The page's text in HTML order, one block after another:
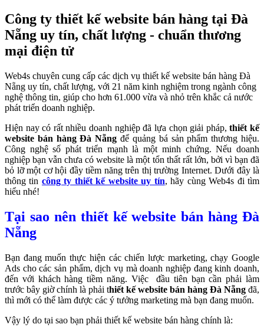
Công ty thiết kế website bán hàng tại Đà
Nẵng uy tín, chất lượng - chuẩn thương
mại điện tử
Web4s chuyên cung cấp các dịch vụ thiết kế website bán hàng Đà
Nẵng uy tín, chất lượng, với 21 năm kinh nghiệm trong ngành công
nghệ thông tin, giúp cho hơn 61.000 vừa và nhỏ trên khắc cả nước
phát triển doanh nghiệp.
Hiện nay có rất nhiều doanh nghiệp đã lựa chọn giải pháp,thiết kế
website bán hàng Đà Nẵng để quảng bá sản phẩm thương hiệu.
Công nghệ số phát triển mạnh là một minh chứng. Nếu doanh
nghiệp bạn vẫn chưa có website là một tổn thất rất lớn, bởi vì bạn đã
bỏ lỡ một cơ hội đầy tiềm năng trên thị trường Internet. Dưới đây là
thông tin công ty thiết kế website uy tín, hãy cùng Web4s đi tìm
hiểu nhé!
Tại sao nên thiết kế website bán hàng Đà
Nẵng
Bạn đang muốn thực hiện các chiến lược marketing, chạy Google
Ads cho các sản phẩm, dịch vụ mà doanh nghiệp đang kinh doanh,
đến với khách hàng tiềm năng. Việc đầu tiên bạn cần phải làm
trước bây giờ chính là phải thiết kế website bán hàng Đà Nẵng đã,
thì mới có thể làm được các ý tưởng marketing mà bạn đang muốn.
Vậy lý do tại sao bạn phải thiết kế website bán hàng chính là: